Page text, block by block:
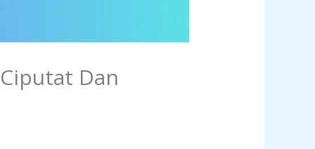
Dan